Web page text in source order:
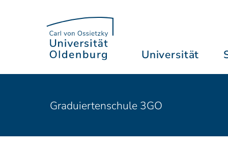
Universität
Graduiertenschule 3GO